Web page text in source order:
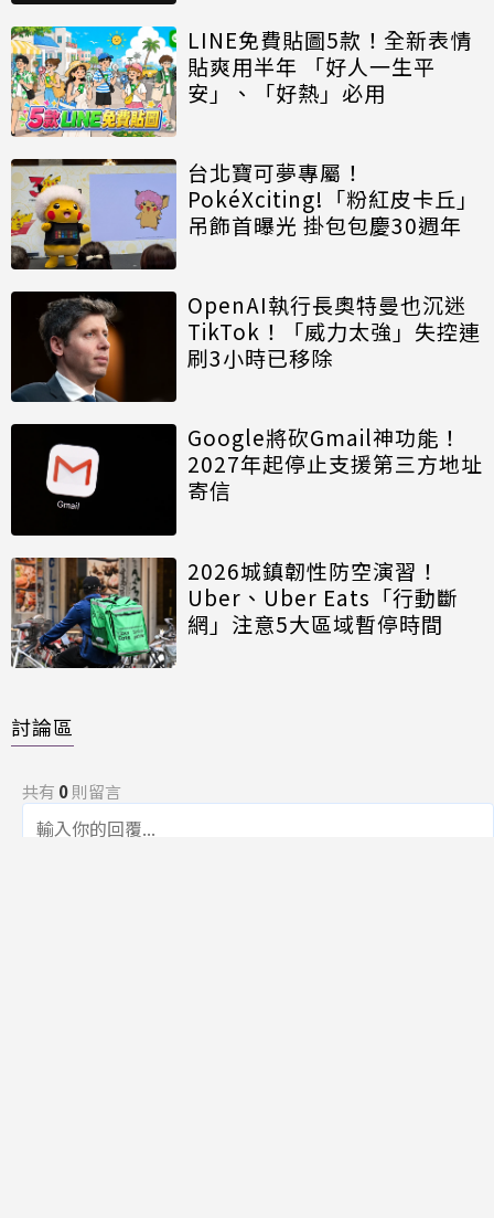
LINE免費貼圖5款！全新表情
貼爽用半年 「好人一生平
安」、「好熱」必用
台北寶可夢專屬！
PokéXciting!「粉紅皮卡丘」
吊飾首曝光 掛包包慶30週年
OpenAI執行長奧特曼也沉迷
TikTok！「威力太強」失控連
刷3小時已移除
Google將砍Gmail神功能！
2027年起停止支援第三方地址
寄信
2026城鎮韌性防空演習！
Uber、Uber Eats「行動斷
網」注意5大區域暫停時間
討論區
共有 0則留言